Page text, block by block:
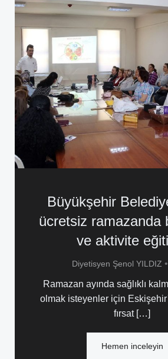
Büyükşehir
ücretsiz ramazanda
ve aktivite
Diyetisyen Şenol YILDIZ •
Ramazan ayında sağlıklı
olmak isteyenler için
fırsat […]
Hemen inceleyin